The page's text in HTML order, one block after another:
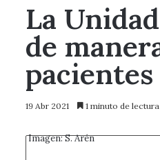
La
de
19 Abr 2021 1 minuto de lectura
Imagen: S. Arén